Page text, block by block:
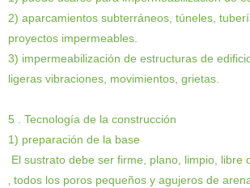
2) aparcamientos subterráneos, túneles,
proyectos impermeables.
3) impermeabilización de estructuras de
ligeras vibraciones, movimientos, grietas.
5
. Tecnología de la construcción
1) preparación de la base
El sustrato debe ser firme, plano, limpio,
todos los poros pequeños y agujeros de